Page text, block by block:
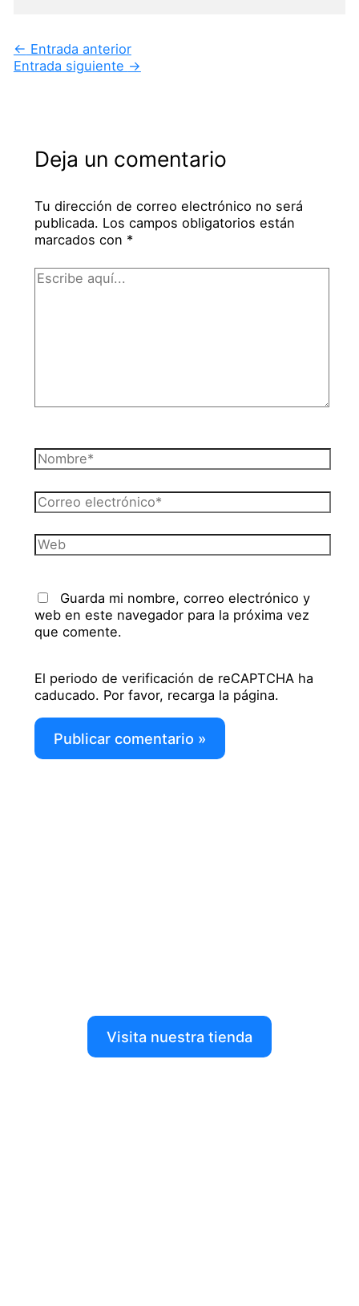
← Entrada anterior
Entrada siguiente →
Deja un comentario
Tu dirección de correo electrónico no será
publicada. Los campos obligatorios están
marcados con *
Escribe
Nombre*
Correo
electrónico*
Web
Guarda mi nombre, correo electrónico y
web en este navegador para la próxima vez
que comente.
El periodo de verificación de reCAPTCHA ha
caducado. Por favor, recarga la página.
Visita nuestra tienda